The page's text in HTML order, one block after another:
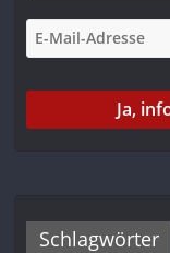
Schlagwörter